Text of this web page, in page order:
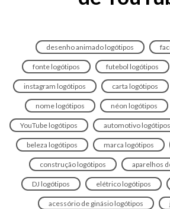
desenho animado logótipos
fonte logótipos futebol logótipos
instagram logótipos carta logótipos
nome logótipos néon logótipos
YouTube logótipos automotivo logótipos
beleza logótipos marca logótipos
construção logótipos aparelhos
DJ logótipos elétrico logótipos
acessório de ginásio logótipos